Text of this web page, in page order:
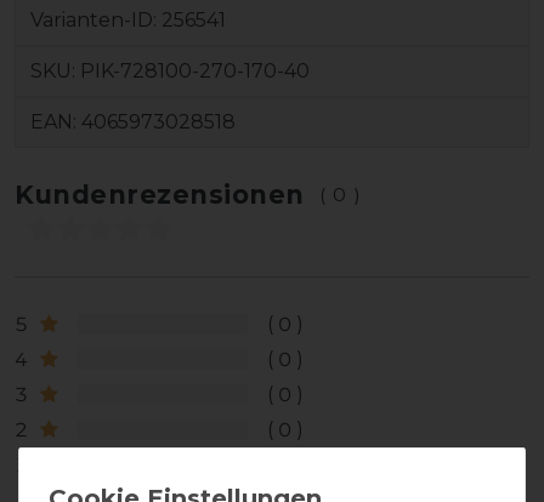
Varianten-ID: 256541
SKU: PIK-728100-270-170-40
EAN: 4065973028518
Kundenrezensionen (0)
5
0
4
0
3
0
2
0
1